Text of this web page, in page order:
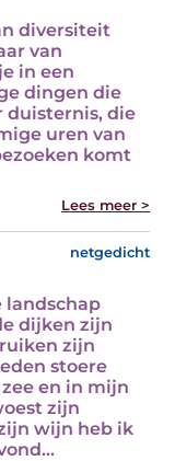
diversiteit
van
in een
dingen die
duisternis, die
uren van
komt
Lees meer >
netgedicht
dijken zijn
zijn
stoere
en in mijn
zijn
wijn heb ik